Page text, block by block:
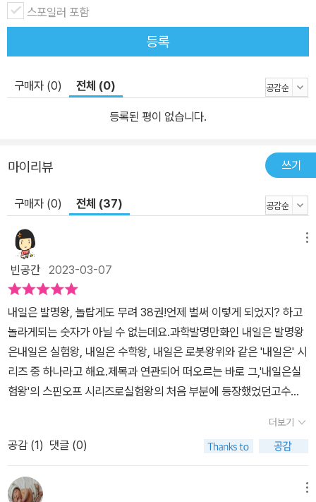
스포일러 포함
등록
구매자 (0) 전체 (0)
등록된 평이 없습니다.
마이리뷰 쓰기
구매자 (0) 전체 (37)
빈공간 2023-03-07
내일은 발명왕, 놀랍게도 무려 38권!언제 벌써 이렇게 되었지? 하고
놀라게되는 숫자가 아닐 수 없는데요.과학발명만화인 내일은 발명왕
은내일은 실험왕, 내일은 수학왕, 내일은 로봇왕위와 같은 '내일은' 시
리즈 중 하나라고 해요.​제목과 연관되어 떠오르는 바로 그,'내일은실
험왕'의 스핀오프 시리즈로실험왕의 처음 부분에 등장했었던고수초
번 38권은 '음식과 발명'에 관한이야기로 인간이 최초로 '불'을 사용
하여요리를 하였다는 것도 '발명'이라는관점에서 바라보게 됩니다.​흔
미 먹는 3분요리와 같은 레토르트식품도 역시나 누군가의 발명이었
고,음식을 저장하는 냉장고 역시누군가의 발명으로 완성된 것이었습
더보기
공감 (1) 댓글 (0)